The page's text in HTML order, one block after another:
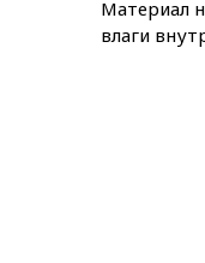
Материал
влаги